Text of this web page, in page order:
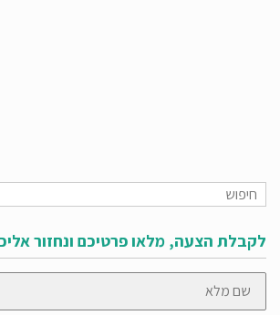
לקבלת הצעה, מלאו פרטיכם ונחזור
שם
מלא